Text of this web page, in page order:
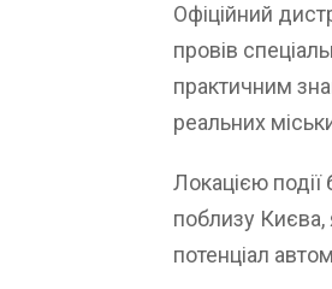
Офіційний
провів
практичним
реальних
Локацією
поблизу
потенціал